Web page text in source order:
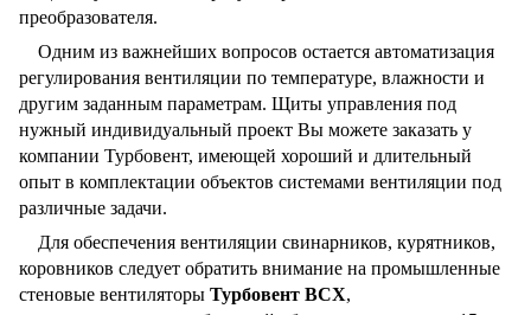
преобразователя.
Одним из важнейших вопросов остается автоматизация
регулирования вентиляции по температуре, влажности и
другим заданным параметрам. Щиты управления под
нужный индивидуальный проект Вы можете заказать у
компании Турбовент, имеющей хороший и длительный
опыт в комплектации объектов системами вентиляции под
различные задачи.
Для обеспечения вентиляции свинарников, курятников,
коровников следует обратить внимание на промышленные
стеновые вентиляторы Турбовент ВСХ,